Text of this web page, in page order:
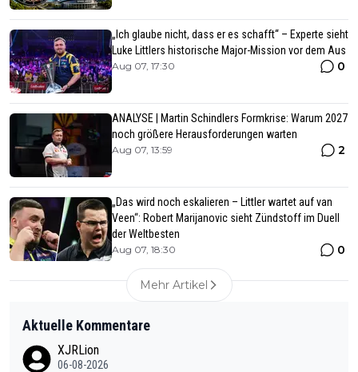
„Ich glaube nicht, dass er es schafft“ – Experte sieht
Luke Littlers historische Major-Mission vor dem Aus
Aug 07, 17:30 0
ANALYSE | Martin Schindlers Formkrise: Warum 2027
noch größere Herausforderungen warten
Aug 07, 13:59 2
„Das wird noch eskalieren – Littler wartet auf van
Veen“: Robert Marijanovic sieht Zündstoff im Duell
der Weltbesten
Aug 07, 18:30 0
Mehr Artikel
Aktuelle Kommentare
XJRLion
06-08-2026